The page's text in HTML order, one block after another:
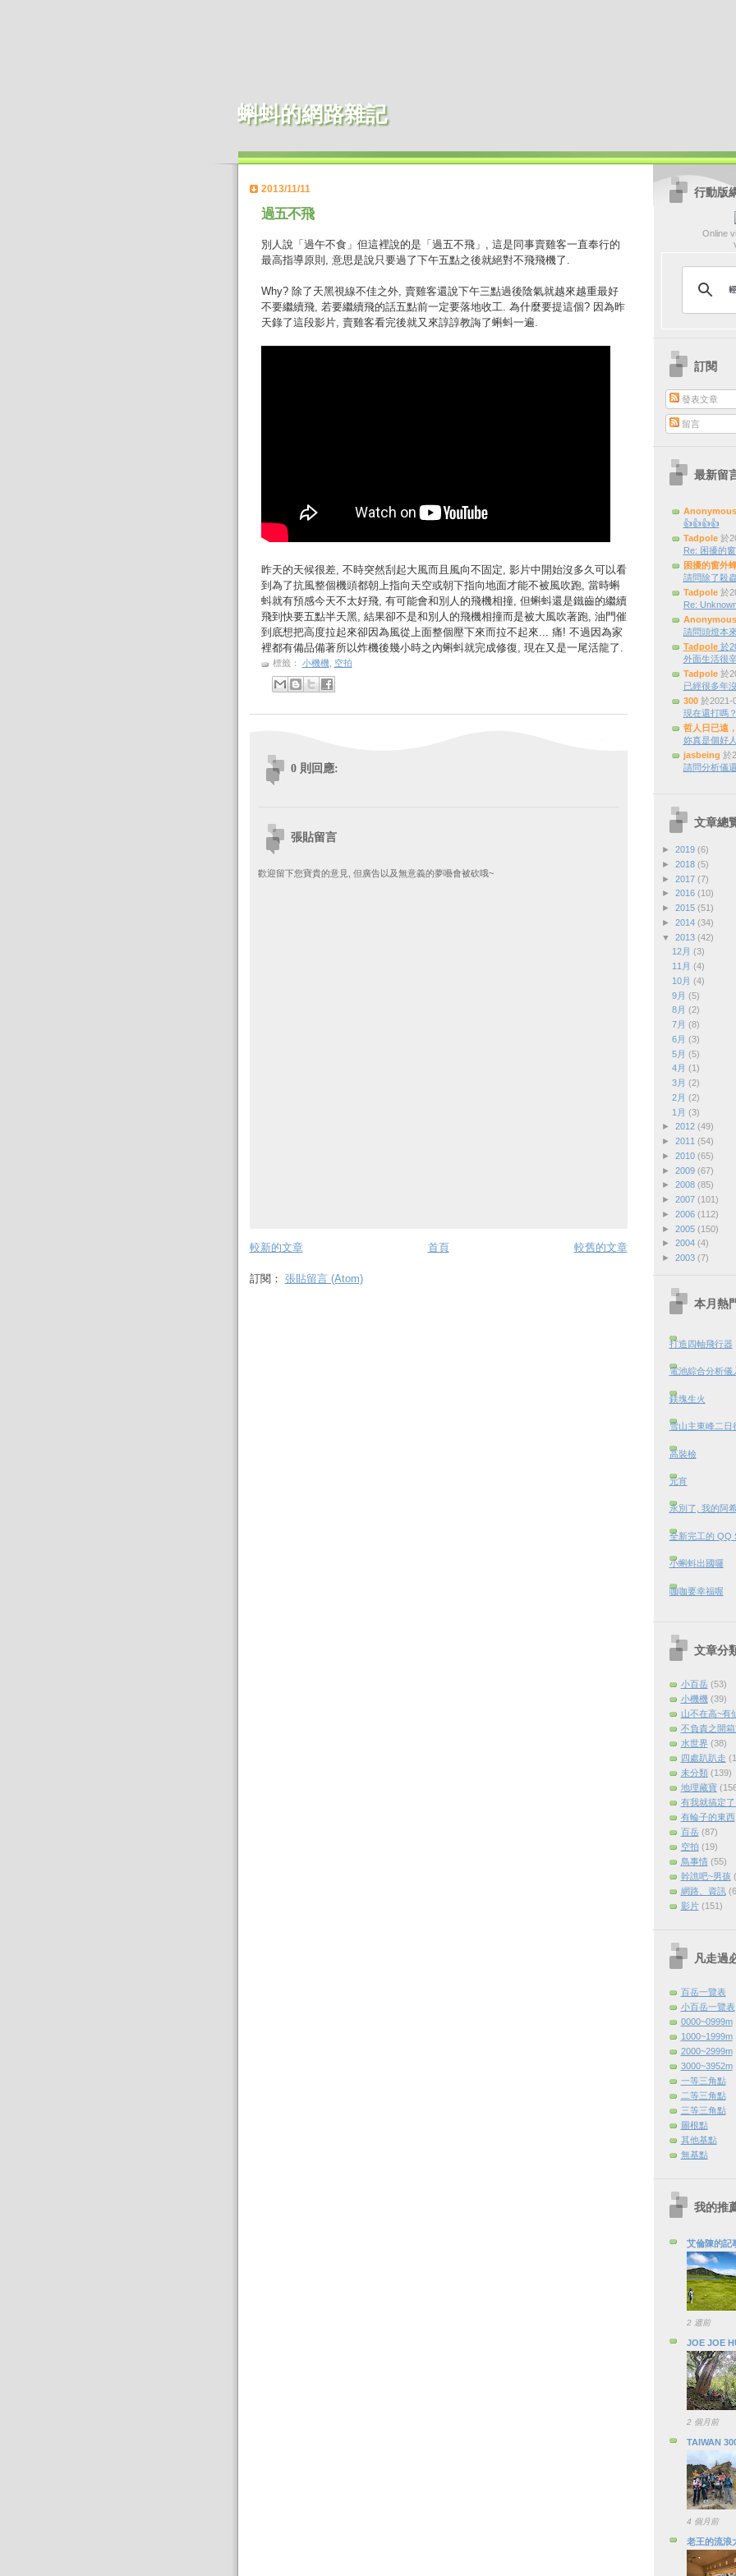
蝌蚪的網路雜記
2013/11/11
過五不飛
別人說「過午不食」但這裡說的是「過五不飛」, 這是同事賣雞客一直奉行的
最高指導原則, 意思是說只要過了下午五點之後就絕對不飛飛機了.
Why? 除了天黑視線不佳之外, 賣雞客還說下午三點過後陰氣就越來越重最好
不要繼續飛, 若要繼續飛的話五點前一定要落地收工. 為什麼要提這個? 因為昨
天錄了這段影片, 賣雞客看完後就又來諄諄教誨了蝌蚪一遍.
昨天的天候很差, 不時突然刮起大風而且風向不固定, 影片中開始沒多久可以看
到為了抗風整個機頭都朝上指向天空或朝下指向地面才能不被風吹跑, 當時蝌
蚪就有預感今天不太好飛, 有可能會和別人的飛機相撞, 但蝌蚪還是鐵齒的繼續
飛到快要五點半天黑, 結果卻不是和別人的飛機相撞而是被大風吹著跑, 油門催
到底想把高度拉起來卻因為風從上面整個壓下來而拉不起來... 痛! 不過因為家
裡都有備品備著所以炸機後幾小時之內蝌蚪就完成修復, 現在又是一尾活龍了.
標籤： 小機機, 空拍
0 則回應:
張貼留言
歡迎留下您寶貴的意見, 但廣告以及無意義的夢囈會被砍哦~
較新的文章 較舊的文章
首頁
訂閱： 張貼留言 (Atom)
行動版
Online
訂閱
發表文章
留言
最新留
Anonymous
👍👍👍👍
Tadpole於
Re: 困擾的
困擾的窗外
請問除了殺
Tadpole於
Re:
Anonymous
請問頭燈本
Tadpole於
外面生活很
Tadpole於
已經很多年
300於2021-
現在還打嗎？
哲人日已遠
妳真是個好人
jasbeing 於
請問分析儀
文章總
► 2019 (6)
► 2018 (5)
► 2017 (7)
► 2016 (10)
► 2015 (51)
► 2014 (34)
▼ 2013 (42)
12月 (3)
11月 (4)
10月 (4)
9月 (5)
8月 (2)
7月 (8)
6月 (3)
5月 (5)
4月 (1)
3月 (2)
2月 (2)
1月 (3)
► 2012 (49)
► 2011 (54)
► 2010 (65)
► 2009 (67)
► 2008 (85)
► 2007 (101)
► 2006 (112)
► 2005 (150)
► 2004 (4)
► 2003 (7)
本月熱
打造四軸飛行器
電池綜合分析儀
鎂塊生火
雪山主東峰二日
高裝檢
元宵
永別了, 我的阿
全新完工的 QQ
小蝌蚪出國囉
咖咖要幸福喔
文章分
小百岳 (53)
小機機 (39)
山不在高~有
不負責之開箱
水世界 (38)
四處趴趴走
未分類 (139)
地理藏寶
有我就搞定
有輪子的東西
百岳 (87)
空拍 (19)
鳥事情 (55)
幹譙吧~男孩
網路、資訊
影片 (151)
凡走過
百岳一覽表
小百岳一覽表
0000~0999m
1000~1999m
2000~2999m
3000~3952m
一等三角點
二等三角點
三等三角點
圖根點
其他基點
無基點
我的推
艾倫陳的記
2 週前
JOE JOE
2 個月前
TAIWAN
4 個月前
老王的流浪